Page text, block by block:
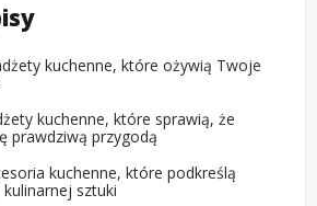
kuchenne, które ożywią Twoje
kuchenne, które sprawią, że
prawdziwą przygodą
kuchenne, które podkreślą
sztuki